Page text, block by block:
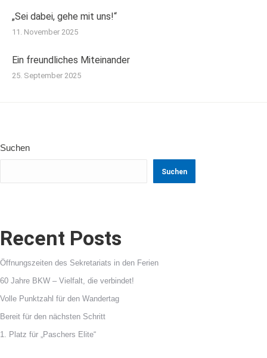
„Sei dabei, gehe mit uns!“
11. November 2025
Ein freundliches Miteinander
25. September 2025
Suchen
Suchen
Recent Posts
Öffnungszeiten des Sekretariats in den Ferien
60 Jahre BKW – Vielfalt, die verbindet!
Volle Punktzahl für den Wandertag
Bereit für den nächsten Schritt
1. Platz für „Paschers Elite“